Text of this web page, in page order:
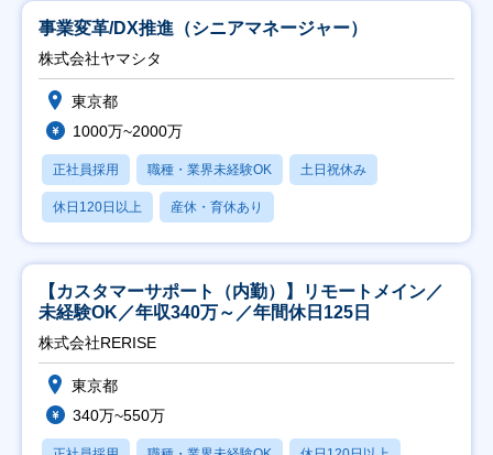
事業変革/DX推進（シニアマネージャー）
株式会社ヤマシタ
東京都
1000万~2000万
正社員採用 職種・業界未経験OK 土日祝休み
休日120日以上 産休・育休あり
【カスタマーサポート（内勤）】リモートメイン／
未経験OK／年収340万～／年間休日125日
株式会社RERISE
東京都
340万~550万